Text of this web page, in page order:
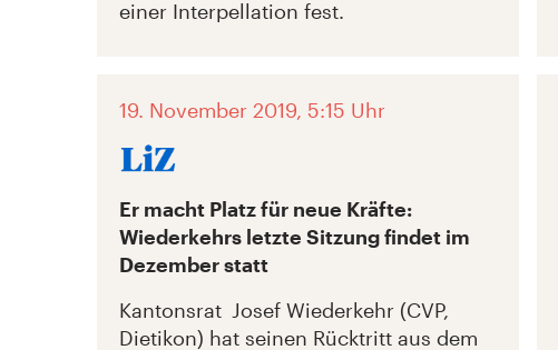
einer Interpellation fest.
19. November 2019, 5:15 Uhr
Er macht Platz für neue Kräfte:
Wiederkehrs letzte Sitzung findet im
Dezember statt
Kantonsrat Josef Wiederkehr (CVP,
Dietikon) hat seinen Rücktritt aus dem